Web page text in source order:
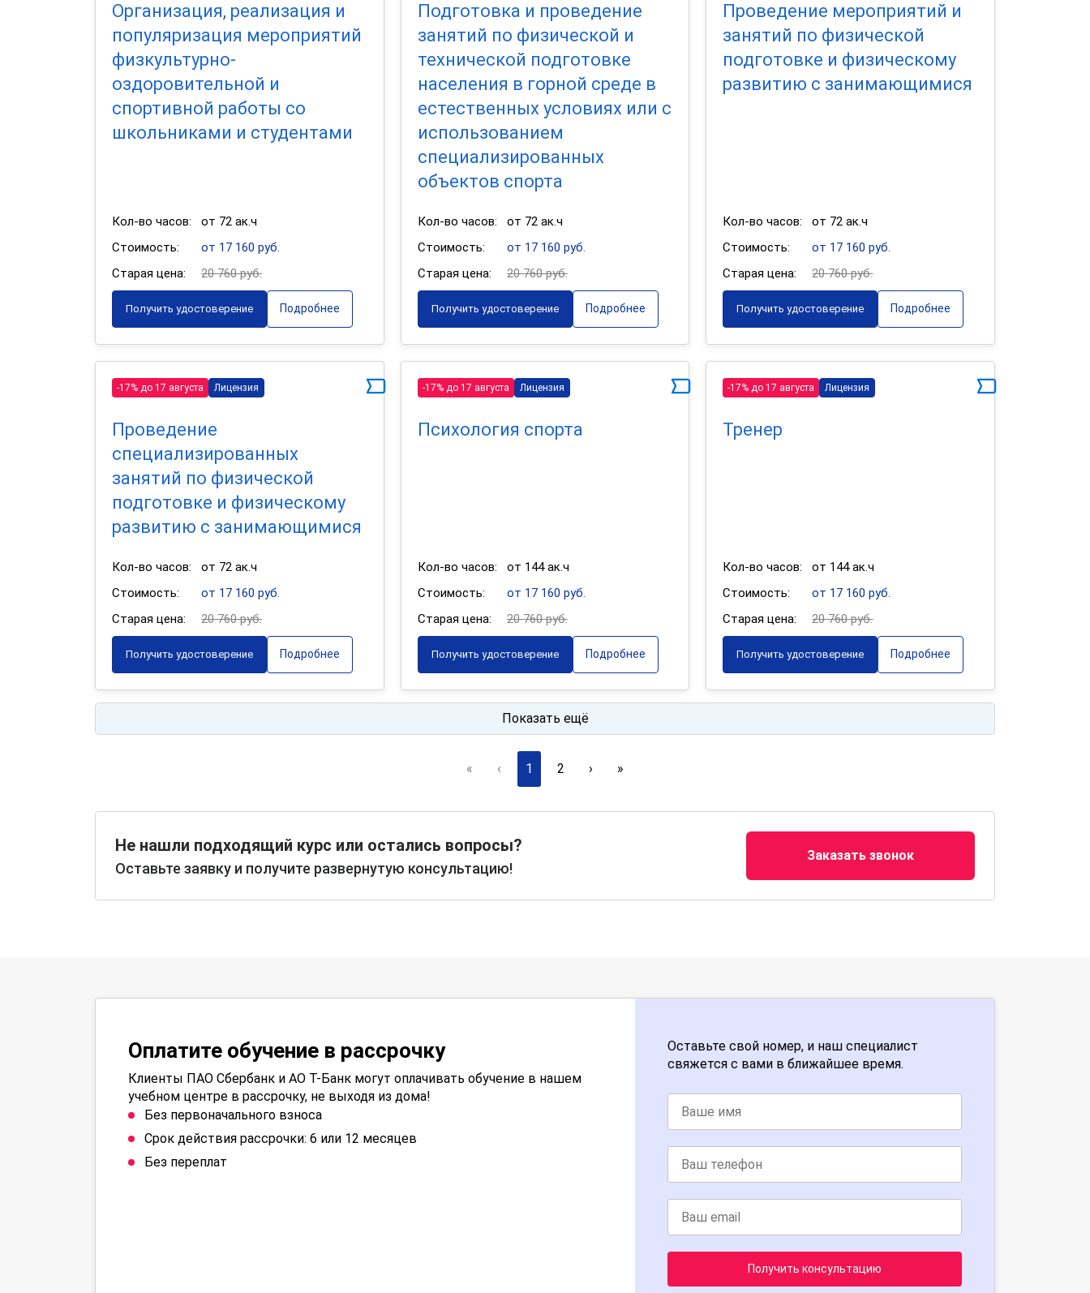
Организация, реализация и
популяризация мероприятий
физкультурно-
оздоровительной и
спортивной работы со
школьниками и студентами
Кол-во часов:
от 72 ак.ч
Стоимость:
от 17 160 руб.
Старая цена:
20 760 руб.
Получить удостоверение Подробнее
Подготовка и проведение
занятий по физической и
технической подготовке
населения в горной среде в
естественных условиях или с
использованием
специализированных
объектов спорта
Кол-во часов:
от 72 ак.ч
Стоимость:
от 17 160 руб.
Старая цена:
20 760 руб.
Получить удостоверение Подробнее
Проведение мероприятий и
занятий по физической
подготовке и физическому
развитию с занимающимися
Кол-во часов:
от 72 ак.ч
Стоимость:
от 17 160 руб.
Старая цена:
20 760 руб.
Получить удостоверение Подробнее
-17% до 17 августа Лицензия
Проведение
специализированных
занятий по физической
подготовке и физическому
развитию с занимающимися
Кол-во часов:
от 72 ак.ч
Стоимость:
от 17 160 руб.
Старая цена:
20 760 руб.
Получить удостоверение Подробнее
-17% до 17 августа Лицензия
Психология спорта
Кол-во часов:
от 144 ак.ч
Стоимость:
от 17 160 руб.
Старая цена:
20 760 руб.
Получить удостоверение Подробнее
-17% до 17 августа Лицензия
Тренер
Кол-во часов:
от 144 ак.ч
Стоимость:
от 17 160 руб.
Старая цена:
20 760 руб.
Получить удостоверение Подробнее
Показать ещё
« ‹ 1 2 › »
Не нашли подходящий курс или остались вопросы?
Оставьте заявку и получите развернутую консультацию!
Заказать звонок
Оплатите обучение в рассрочку
Клиенты ПАО Сбербанк и АО Т-Банк могут оплачивать обучение в нашем
учебном центре в рассрочку, не выходя из дома!
Без первоначального взноса
Срок действия рассрочки: 6 или 12 месяцев
Без переплат
Оставьте свой номер, и наш специалист
свяжется с вами в ближайшее время.
Получить консультацию